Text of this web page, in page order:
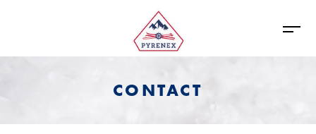
CONTACT